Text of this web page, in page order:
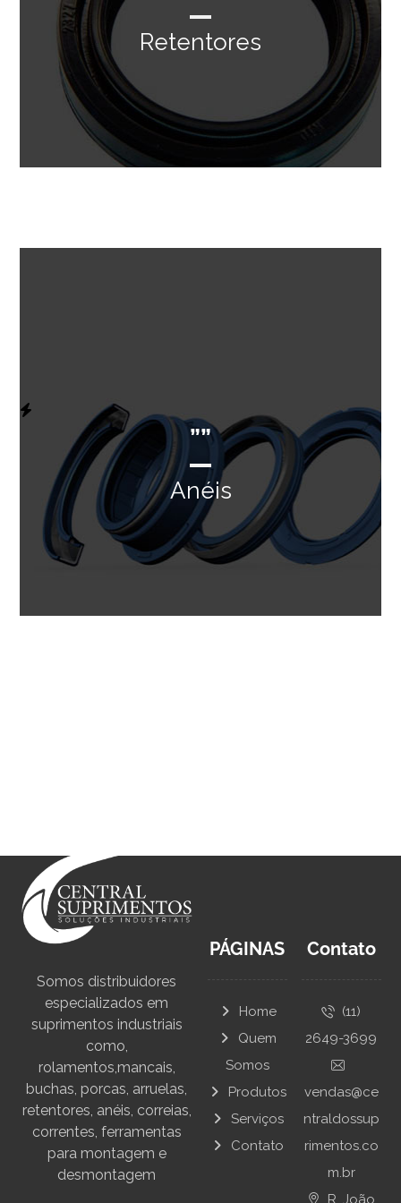
Retentores
””
Anéis
Somos distribuidores
especializados em
suprimentos industriais
como,
rolamentos,mancais,
buchas, porcas, arruelas,
retentores, anéis, correias,
correntes, ferramentas
para montagem e
desmontagem
PÁGINAS
Home
Quem
Somos
Produtos
Serviços
Contato
Contato
(11)
2649-3699
vendas@ce
ntraldossup
rimentos.co
m.br
R. João